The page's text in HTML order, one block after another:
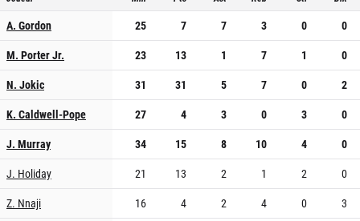
A. Gordon 25 7 7 3 0
0
M. Porter Jr.
23 13 1 7 1
0
N. Jokic
31 31 5 7 0
2
K. Caldwell-Pope
27 4 3 0 3
0
J. Murray
34 15 8 10 4
0
J. Holiday
21 13 2 1 2
0
Z. Nnaji
16 4 2 4 0
3